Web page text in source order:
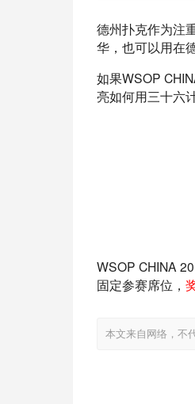
德州扑克作为注
华，也可以用在
如果WSOP
亮如何用三十六
WSOP CHINA
固定参赛席位，
本文来自网络，不